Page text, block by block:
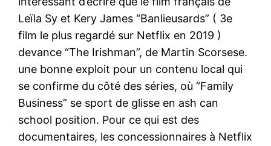
Leïla Sy et Kery James “Banlieusards” ( 3e
film le plus regardé sur Netflix en 2019 )
devance “The Irishman”, de Martin Scorsese.
une bonne exploit pour un contenu local qui
se confirme du côté des séries, où “Family
Business” se sport de glisse en ash can
school position. Pour ce qui est des
documentaires, les concessionnaires à Netflix